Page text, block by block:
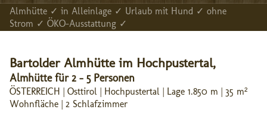
Almhütte ✓ in Alleinlage ✓ Urlaub mit Hund ✓ ohne
Strom ✓ ÖKO-Ausstattung ✓
Bartolder Almhütte im Hochpustertal,
Almhütte für 2 - 5 Personen
ÖSTERREICH | Osttirol | Hochpustertal | Lage 1.850 m | 35 m²
Wohnfläche | 2 Schlafzimmer